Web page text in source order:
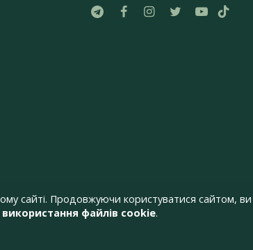
сайті. Продовжуючи користуватися сайтом, ви
використання файлів cookie.